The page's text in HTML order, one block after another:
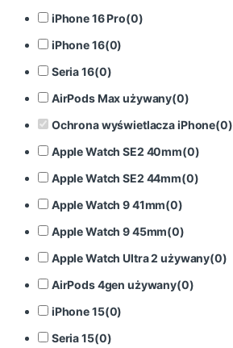
iPhone 16 Pro(0)
iPhone 16(0)
Seria 16(0)
AirPods Max używany(0)
Ochrona wyświetlacza iPhone(0)
Apple Watch SE2 40mm(0)
Apple Watch SE2 44mm(0)
Apple Watch 9 41mm(0)
Apple Watch 9 45mm(0)
Apple Watch Ultra 2 używany(0)
AirPods 4gen używany(0)
iPhone 15(0)
Seria 15(0)